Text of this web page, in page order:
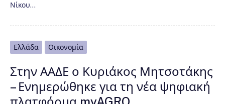
Νίκου…
Ελλάδα Οικονομία
Στην ΑΑΔΕ ο Κυριάκος Μητσοτάκης
– Ενημερώθηκε για τη νέα ψηφιακή